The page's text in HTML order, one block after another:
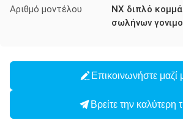
Αριθμό μοντέλου
NX διπλό
σωλήνων
Επικοινωνήστε μαζί
Βρείτε την καλύτερη